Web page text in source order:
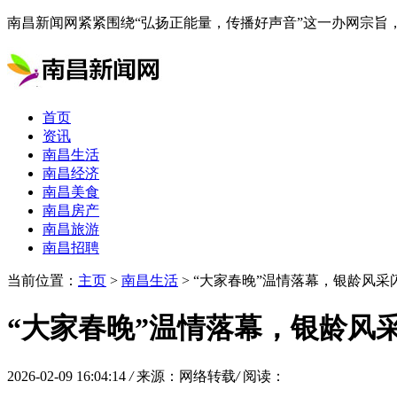
南昌新闻网紧紧围绕“弘扬正能量，传播好声音”这一办网宗
首页
资讯
南昌生活
南昌经济
南昌美食
南昌房产
南昌旅游
南昌招聘
当前位置： 主页 > 南昌生活 > “大家春晚”温情落幕，银龄风采
“大家春晚”温情落幕，银龄风
2026-02-09 16:04:14 / 来源：网络转载/ 阅读：